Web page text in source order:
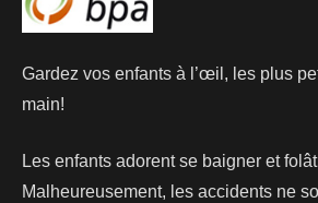
Gardez vos enfants à l’œil, les plus
main!
Les enfants adorent se baigner et
Malheureusement, les accidents ne